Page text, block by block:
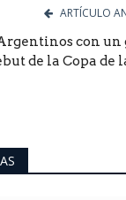
ARTÍCULO
con un
de la Copa de